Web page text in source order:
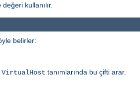
değeri kullanılır.
belirler:
VirtualHost tanımlarında bu çifti arar.